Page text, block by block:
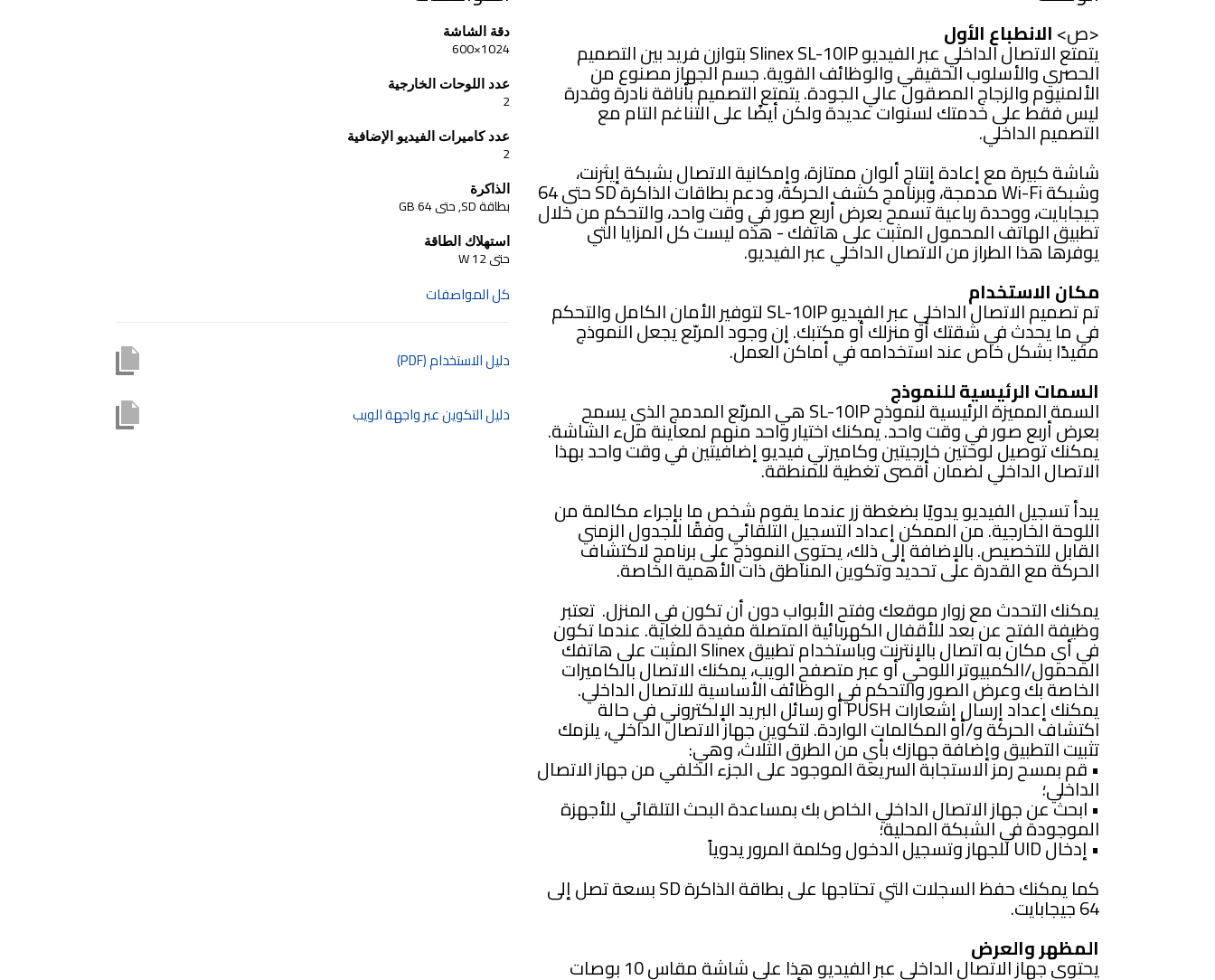
<ص>الانطباع الأول
يتمتع الاتصال الداخلي عبر الفيديو Slinex SL-10IP بتوازن فريد بين التصميم
الحصري والأسلوب الحقيقي والوظائف القوية. جسم الجهاز مصنوع من
الألمنيوم والزجاج المصقول عالي الجودة. يتمتع التصميم بأناقة نادرة وقدرة
ليس فقط على خدمتك لسنوات عديدة ولكن أيضًا على التناغم التام مع
التصميم الداخلي.
شاشة كبيرة مع إعادة إنتاج ألوان ممتازة، وإمكانية الاتصال بشبكة إيثرنت،
وشبكة Wi-Fi مدمجة، وبرنامج كشف الحركة، ودعم بطاقات الذاكرة SD حتى 64
جيجابايت، ووحدة رباعية تسمح بعرض أربع صور في وقت واحد، والتحكم من خلال
تطبيق الهاتف المحمول المثبت على هاتفك - هذه ليست كل المزايا التي
يوفرها هذا الطراز من الاتصال الداخلي عبر الفيديو.
مكان الاستخدام
تم تصميم الاتصال الداخلي عبر الفيديو SL-10IP لتوفير الأمان الكامل والتحكم
في ما يحدث في شقتك أو منزلك أو مكتبك. إن وجود المربّع يجعل النموذج
مفيدًا بشكل خاص عند استخدامه في أماكن العمل.
السمات الرئيسية للنموذج
السمة المميزة الرئيسية لنموذج SL-10IP هي المربّع المدمج الذي يسمح
بعرض أربع صور في وقت واحد. يمكنك اختيار واحد منهم لمعاينة ملء الشاشة.
يمكنك توصيل لوحتين خارجيتين وكاميرتي فيديو إضافيتين في وقت واحد بهذا
الاتصال الداخلي لضمان أقصى تغطية للمنطقة.
يبدأ تسجيل الفيديو يدويًا بضغطة زر عندما يقوم شخص ما بإجراء مكالمة من
اللوحة الخارجية. من الممكن إعداد التسجيل التلقائي وفقًا للجدول الزمني
القابل للتخصيص. بالإضافة إلى ذلك، يحتوي النموذج على برنامج لاكتشاف
الحركة مع القدرة على تحديد وتكوين المناطق ذات الأهمية الخاصة.
يمكنك التحدث مع زوار موقعك وفتح الأبواب دون أن تكون في المنزل. تعتبر
وظيفة الفتح عن بعد للأقفال الكهربائية المتصلة مفيدة للغاية. عندما تكون
في أي مكان به اتصال بالإنترنت وباستخدام تطبيق Slinex المثبت على هاتفك
المحمول/الكمبيوتر اللوحي أو عبر متصفح الويب، يمكنك الاتصال بالكاميرات
الخاصة بك وعرض الصور والتحكم في الوظائف الأساسية للاتصال الداخلي.
يمكنك إعداد إرسال إشعارات PUSH أو رسائل البريد الإلكتروني في حالة
اكتشاف الحركة و/أو المكالمات الواردة. لتكوين جهاز الاتصال الداخلي، يلزمك
تثبيت التطبيق وإضافة جهازك بأي من الطرق الثلاث، وهي:
• قم بمسح رمز الاستجابة السريعة الموجود على الجزء الخلفي من جهاز الاتصال
الداخلي؛
• ابحث عن جهاز الاتصال الداخلي الخاص بك بمساعدة البحث التلقائي للأجهزة
الموجودة في الشبكة المحلية؛
• إدخال UID للجهاز وتسجيل الدخول وكلمة المرور يدوياً
كما يمكنك حفظ السجلات التي تحتاجها على بطاقة الذاكرة SD بسعة تصل إلى
64 جيجابايت.
المظهر والعرض
يحتوي جهاز الاتصال الداخلي عبر الفيديو هذا على شاشة مقاس 10 بوصات
دقة الشاشة
1024×600
عدد اللوحات الخارجية
2
عدد كاميرات الفيديو الإضافية
2
الذاكرة
بطاقة SD, حتى 64 GB
استهلاك الطاقة
حتى 12 W
كل المواصفات
دليل الاستخدام (PDF)
دليل التكوين عبر واجهة الويب